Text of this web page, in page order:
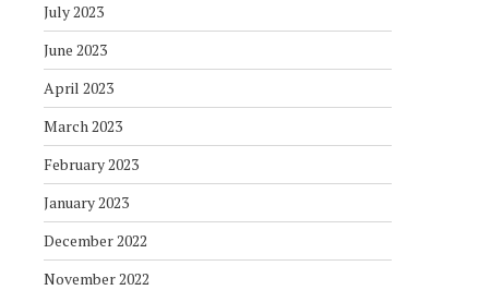
July 2023
June 2023
April 2023
March 2023
February 2023
January 2023
December 2022
November 2022